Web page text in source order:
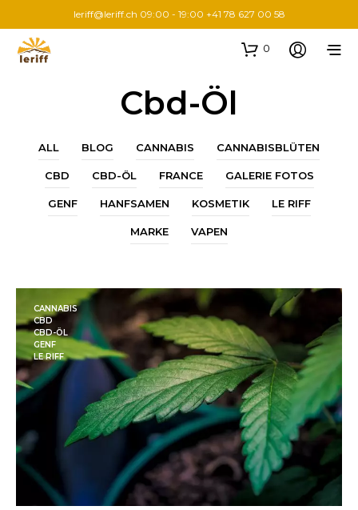
leriff@leriff.ch 09:00 - 19:00 +41 78 627 00 58
0
Cbd-Öl
ALL BLOG CANNABIS CANNABISBLÜTEN
CBD CBD-ÖL FRANCE GALERIE FOTOS
GENF HANFSAMEN KOSMETIK LE RIFF
MARKE VAPEN
CANNABIS
CBD
CBD-ÖL
GENF
LE RIFF